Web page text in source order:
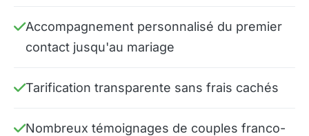
Accompagnement personnalisé du premier
contact jusqu'au mariage
Tarification transparente sans frais cachés
Nombreux témoignages de couples franco-